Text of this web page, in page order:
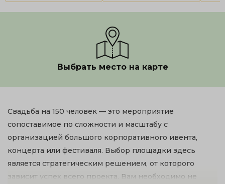
Выбрать место на карте
Свадьба на 150 человек — это мероприятие
сопоставимое по сложности и масштабу с
организацией большого корпоративного ивента,
концерта или фестиваля. Выбор площадки здесь
является стратегическим решением, от которого
зависит успех всего проекта. Вам необходимо не